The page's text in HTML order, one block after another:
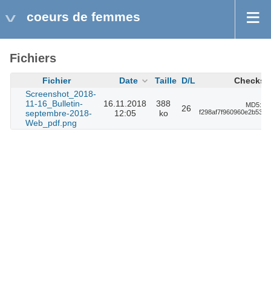
coeurs de femmes
Fichiers
Fichier Date Taille D/L
Screenshot_2018-
11-16_Bulletin-
septembre-2018-
Web_pdf.png
16.11.2018
12:05
388
ko
26
MD5: